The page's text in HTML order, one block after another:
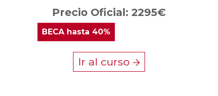
Precio Oficial: 2295€
BECA hasta 40%
Ir al curso